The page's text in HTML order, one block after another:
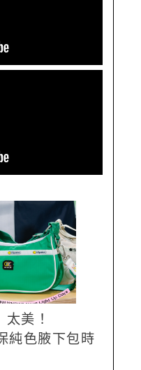
美！
純色腋下包時